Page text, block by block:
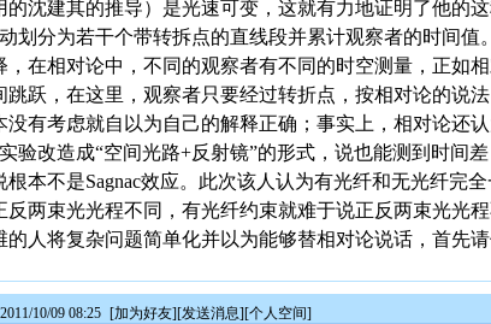
沈建其的推导）是光速可变，这就有力地证明了他的这
划分为若干个带转拆点的直线段并累计观察者的时间
，在相对论中，不同的观察者有不同的时空测量，正如
跳跃，在这里，观察者只要经过转折点，按相对论的说
没有考虑就自以为自己的解释正确；事实上，相对论还
验改造成“空间光路+反射镜”的形式，说也能测到时间
本不是Sagnac效应。此次该人认为有光纤和无光纤完
两束光光程不同，有光纤约束就难于说正反两束光光程
的人将复杂问题简单化并以为能够替相对论说话，首先
10/09 08:25 [加为好友][发送消息][个人空间]